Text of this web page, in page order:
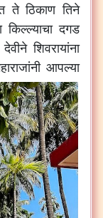
ते ठिकाण तिने
किल्ल्याचा दगड
देवीने शिवरायांना
आपल्या